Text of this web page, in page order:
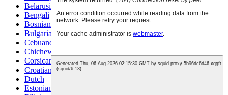
Belarusian
Bengali
Bosnian
Bulgarian
Cebuano
Chichewa
Corsican
Croatian
Dutch
Estonian